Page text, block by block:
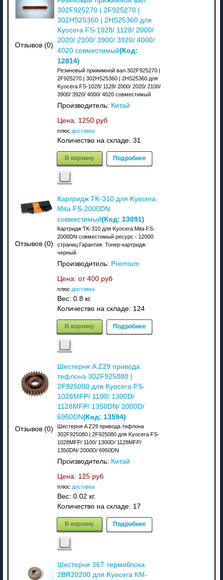
Отзывов (0)
302F925270 | 2F925270 |
302HS25360 | 2HS25360 для
Kyocera FS-1028/ 1128/ 2000/
2020/ 2100/ 3900/ 3920/ 4000/
4020 совместимый(Код:
12814)
Резиновый прижимной вал 302F925270 |
2F925270 | 302HS25360 | 2HS25360 для
Kyocera FS-1028/ 1128/ 2000/ 2020/ 2100/
3900/ 3920/ 4000/ 4020 совместимый
Производитель: Китай
Цена: 1250 руб
плюс доставка
Количество на складе: 31
В корзину Подробнее
Отзывов (0)
Картридж TK-310 для Kyocera
Mita FS-2000DN
совместимый(Код: 13091)
Картридж TK-310 для Kyocera Mita FS-
2000DN совместимый ресурс - 12000
страниц Гарантия. Тонер-картридж
черный
Производитель: Premium
Цена: от 400 руб
плюс доставка
Вес: 0.8 кг.
Количество на складе: 124
В корзину Подробнее
Отзывов (0)
Шестерня A Z29 привода
тефлона 302F925080 |
2F925080 для Kyocera FS-
1028MFP/ 1100/ 1300D/
1128MFP/ 1350DN/ 2000D/
6950DN(Код: 13594)
Шестерня A Z29 привода тефлона
302F925080 | 2F925080 для Kyocera FS-
1028MFP/ 1100/ 1300D/ 1128MFP/
1350DN/ 2000D/ 6950DN
Производитель: Китай
Цена: 125 руб
плюс доставка
Вес: 0.02 кг.
Количество на складе: 17
В корзину Подробнее
Шестерня 36T термоблока
2BR20200 для Kyocera KM-